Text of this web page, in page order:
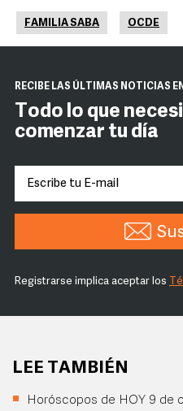
FAMILIA SABA OCDE
RECIBE LAS ÚLTIMAS NOTICIAS
Todo lo que
comenzar tu día
Registrarse implica aceptar los
LEE TAMBIÉN
Horóscopos de HOY 9 de